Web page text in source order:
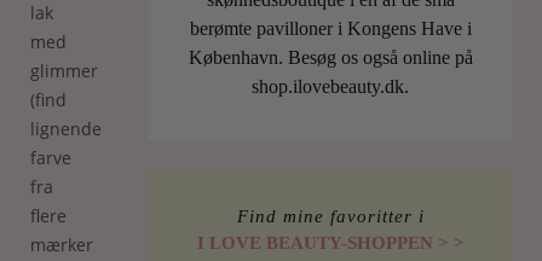
lak
med
glimmer
(find
lignende
farve
fra
flere
mærker
berømte pavilloner i Kongens Have i
København. Besøg os også online på
shop.ilovebeauty.dk.
Find mine favoritter i
I LOVE BEAUTY-SHOPPEN > >